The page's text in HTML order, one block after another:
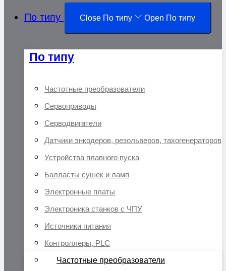
По типу Close По типу Open По типу
По типу
Частотные преобразователи
Сервоприводы
Серводвигатели
Датчики энкодеров, резольверов, тахогенераторов
Устройства плавного пуска
Балласты сушек и ламп
Электронные платы
Электроника станков с ЧПУ
Источники питания
Контроллеры, PLC
Частотные преобразователи